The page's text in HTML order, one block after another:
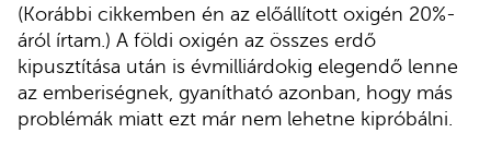
(Korábbi cikkemben én az előállított oxigén 20%-
áról írtam.) A földi oxigén az összes erdő
kipusztítása után is évmilliárdokig elegendő lenne
az emberiségnek, gyanítható azonban, hogy más
problémák miatt ezt már nem lehetne kipróbálni.